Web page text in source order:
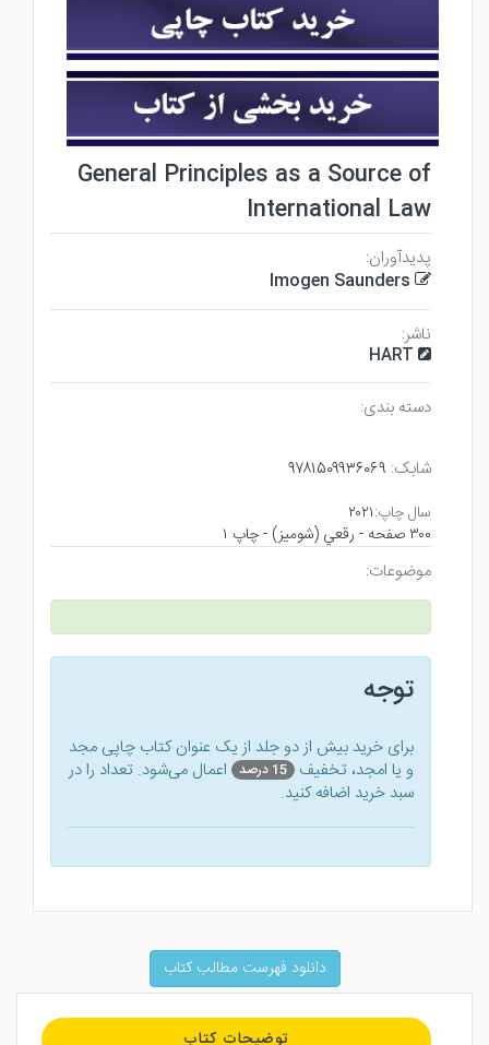
General Principles as a Source of
International Law
پدیدآوران:
Imogen Saunders
ناشر:
HART
دسته بندی:
شابک: ۹۷۸۱۵۰۹۹۳۶۰۶۹
سال چاپ:۲۰۲۱
۳۰۰ صفحه - رقعي (شوميز) - چاپ ۱
موضوعات:
توجه
برای خرید بیش از دو جلد از یک عنوان کتاب‌ چاپی مجد
و یا امجد، تخفیف 15 درصد
اعمال می‌شود. تعداد را در
سبد خرید اضافه کنید.
دانلود فهرست مطالب کتاب
توضیحات کتاب